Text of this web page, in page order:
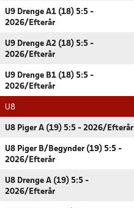
U9 Drenge A1 (18) 5:5 -
2026/Efterår
U9 Drenge A2 (18) 5:5 -
2026/Efterår
U9 Drenge B1 (18) 5:5 -
2026/Efterår
U8
U8 Piger A (19) 5:5 - 2026/Efterår
U8 Piger B/Begynder (19) 5:5 -
2026/Efterår
U8 Drenge A (19) 5:5 -
2026/Efterår